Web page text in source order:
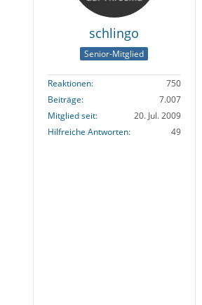
schlingo
Senior-Mitglied
Reaktionen
750
Beiträge
7.007
Mitglied seit
20. Jul. 2009
Hilfreiche Antworten
49